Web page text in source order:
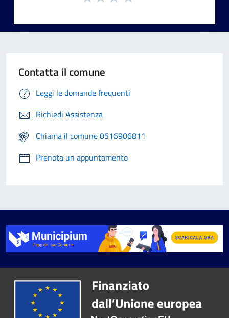
Contatta il comune
Leggi le domande frequenti
Richiedi Assistenza
Chiama il comune 0516906811
Prenota un appuntamento